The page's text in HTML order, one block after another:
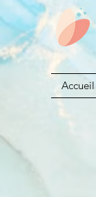
Accueil